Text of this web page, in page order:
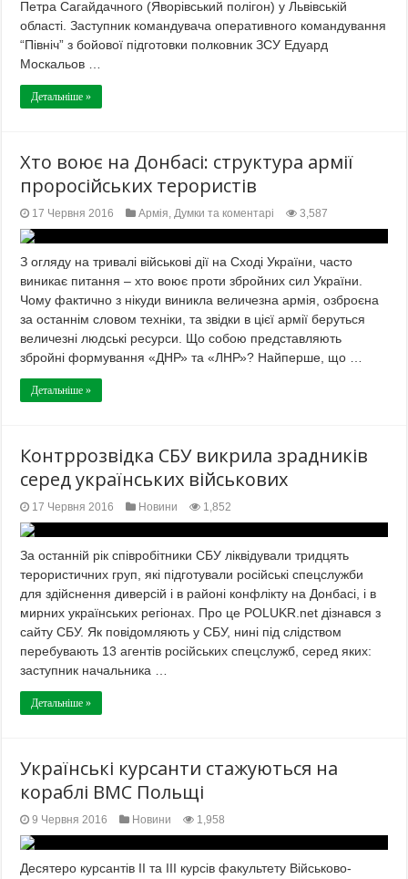
Петра Сагайдачного (Яворівський полігон) у Львівській
області. Заступник командувача оперативного командування
“Північ” з бойової підготовки полковник ЗСУ Едуард
Москальов …
Детальніше »
Хто воює на Донбасі: структура армії
проросійських терористів
17 Червня 2016 Армія,Думки та коментарі 3,587
З огляду на тривалі військові дії на Сході України, часто
виникає питання – хто воює проти збройних сил України.
Чому фактично з нікуди виникла величезна армія, озброєна
за останнім словом техніки, та звідки в цієї армії беруться
величезні людські ресурси. Що собою представляють
збройні формування «ДНР» та «ЛНР»? Найперше, що …
Детальніше »
Контррозвідка СБУ викрила зрадників
серед українських військових
17 Червня 2016 Новини 1,852
За останній рік співробітники СБУ ліквідували тридцять
терористичних груп, які підготували російські спецслужби
для здійснення диверсій і в районі конфлікту на Донбасі, і в
мирних українських регіонах. Про це POLUKR.net дізнався з
сайту СБУ. Як повідомляють у СБУ, нині під слідством
перебувають 13 агентів російських спецслужб, серед яких:
заступник начальника …
Детальніше »
Українські курсанти стажуються на
кораблі ВМС Польщі
9 Червня 2016 Новини 1,958
Десятеро курсантів ІІ та ІІІ курсів факультету Військово-